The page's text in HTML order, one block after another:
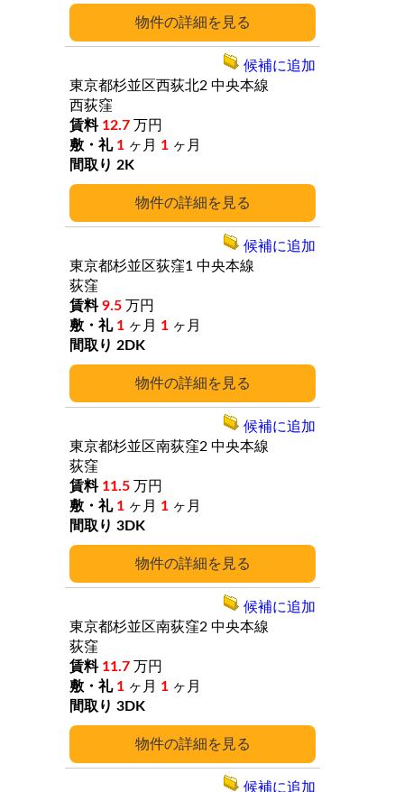
詳細
詳細
東京都杉並区西荻北2 中央本線
西荻窪
12.7 万円
1 ヶ月 1 ヶ月
2K
候補に追加
詳細
東京都杉並区荻窪1 中央本線
荻窪
9.5 万円
1 ヶ月 1 ヶ月
2DK
候補に追加
詳細
東京都杉並区南荻窪2 中央本線
荻窪
11.5 万円
1 ヶ月 1 ヶ月
3DK
候補に追加
詳細
東京都杉並区南荻窪2 中央本線
荻窪
11.7 万円
1 ヶ月 1 ヶ月
3DK
候補に追加
候補に追加